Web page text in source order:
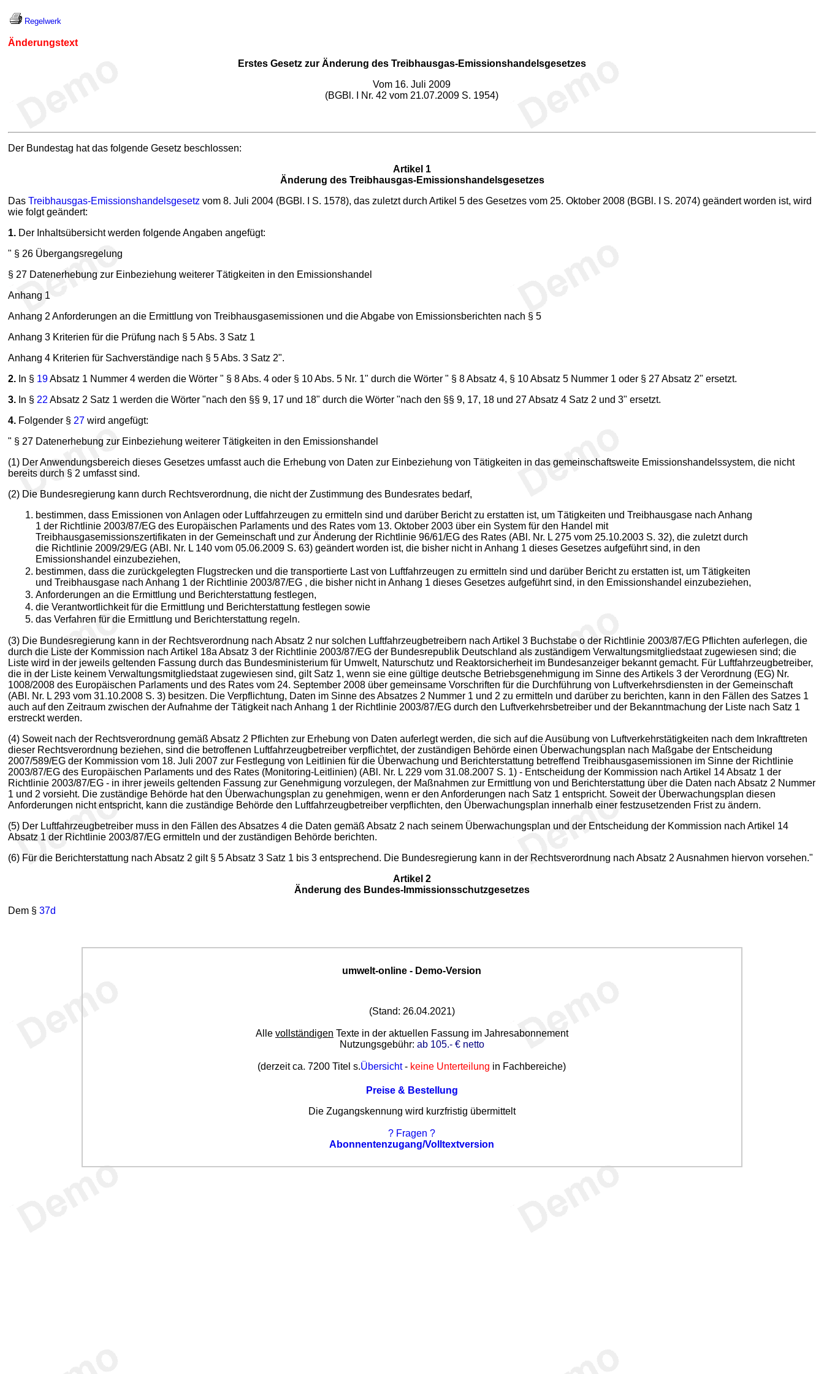
Regelwerk
Änderungstext
Erstes Gesetz zur Änderung des Treibhausgas-Emissionshandelsgesetzes
Vom 16. Juli 2009
(BGBl. I Nr. 42 vom 21.07.2009 S. 1954)
Der Bundestag hat das folgende Gesetz beschlossen:
Artikel 1
Änderung des Treibhausgas-Emissionshandelsgesetzes
Das Treibhausgas-Emissionshandelsgesetz vom 8. Juli 2004 (BGBl. I S. 1578), das zuletzt durch Artikel 5 des Gesetzes vom 25. Oktober 2008 (BGBl. I S. 2074) geändert worden ist, wird
wie folgt geändert:
1. Der Inhaltsübersicht werden folgende Angaben angefügt:
" § 26 Übergangsregelung
§ 27 Datenerhebung zur Einbeziehung weiterer Tätigkeiten in den Emissionshandel
Anhang 1
Anhang 2 Anforderungen an die Ermittlung von Treibhausgasemissionen und die Abgabe von Emissionsberichten nach § 5
Anhang 3 Kriterien für die Prüfung nach § 5 Abs. 3 Satz 1
Anhang 4 Kriterien für Sachverständige nach § 5 Abs. 3 Satz 2".
2. In § 19Absatz 1 Nummer 4 werden die Wörter " § 8 Abs. 4 oder § 10 Abs. 5 Nr. 1" durch die Wörter " § 8 Absatz 4, § 10 Absatz 5 Nummer 1 oder § 27 Absatz 2" ersetzt.
3. In § 22 Absatz 2 Satz 1 werden die Wörter "nach den §§ 9, 17 und 18" durch die Wörter "nach den §§ 9, 17, 18 und 27 Absatz 4 Satz 2 und 3" ersetzt.
4. Folgender § 27 wird angefügt:
" § 27 Datenerhebung zur Einbeziehung weiterer Tätigkeiten in den Emissionshandel
(1) Der Anwendungsbereich dieses Gesetzes umfasst auch die Erhebung von Daten zur Einbeziehung von Tätigkeiten in das gemeinschaftsweite Emissionshandelssystem, die nicht
bereits durch § 2 umfasst sind.
(2) Die Bundesregierung kann durch Rechtsverordnung, die nicht der Zustimmung des Bundesrates bedarf,
bestimmen, dass Emissionen von Anlagen oder Luftfahrzeugen zu ermitteln sind und darüber Bericht zu erstatten ist, um Tätigkeiten und Treibhausgase nach Anhang
1 der Richtlinie 2003/87/EG des Europäischen Parlaments und des Rates vom 13. Oktober 2003 über ein System für den Handel mit
Treibhausgasemissionszertifikaten in der Gemeinschaft und zur Änderung der Richtlinie 96/61/EG des Rates (ABl. Nr. L 275 vom 25.10.2003 S. 32), die zuletzt durch
die Richtlinie 2009/29/EG (ABl. Nr. L 140 vom 05.06.2009 S. 63) geändert worden ist, die bisher nicht in Anhang 1 dieses Gesetzes aufgeführt sind, in den
Emissionshandel einzubeziehen,
bestimmen, dass die zurückgelegten Flugstrecken und die transportierte Last von Luftfahrzeugen zu ermitteln sind und darüber Bericht zu erstatten ist, um Tätigkeiten
und Treibhausgase nach Anhang 1 der Richtlinie 2003/87/EG , die bisher nicht in Anhang 1 dieses Gesetzes aufgeführt sind, in den Emissionshandel einzubeziehen,
Anforderungen an die Ermittlung und Berichterstattung festlegen,
die Verantwortlichkeit für die Ermittlung und Berichterstattung festlegen sowie
das Verfahren für die Ermittlung und Berichterstattung regeln.
(3) Die Bundesregierung kann in der Rechtsverordnung nach Absatz 2 nur solchen Luftfahrzeugbetreibern nach Artikel 3 Buchstabe o der Richtlinie 2003/87/EG Pflichten auferlegen, die
durch die Liste der Kommission nach Artikel 18a Absatz 3 der Richtlinie 2003/87/EG der Bundesrepublik Deutschland als zuständigem Verwaltungsmitgliedstaat zugewiesen sind; die
Liste wird in der jeweils geltenden Fassung durch das Bundesministerium für Umwelt, Naturschutz und Reaktorsicherheit im Bundesanzeiger bekannt gemacht. Für Luftfahrzeugbetreiber,
die in der Liste keinem Verwaltungsmitgliedstaat zugewiesen sind, gilt Satz 1, wenn sie eine gültige deutsche Betriebsgenehmigung im Sinne des Artikels 3 der Verordnung (EG) Nr.
1008/2008 des Europäischen Parlaments und des Rates vom 24. September 2008 über gemeinsame Vorschriften für die Durchführung von Luftverkehrsdiensten in der Gemeinschaft
(ABl. Nr. L 293 vom 31.10.2008 S. 3) besitzen. Die Verpflichtung, Daten im Sinne des Absatzes 2 Nummer 1 und 2 zu ermitteln und darüber zu berichten, kann in den Fällen des Satzes 1
auch auf den Zeitraum zwischen der Aufnahme der Tätigkeit nach Anhang 1 der Richtlinie 2003/87/EG durch den Luftverkehrsbetreiber und der Bekanntmachung der Liste nach Satz 1
erstreckt werden.
(4) Soweit nach der Rechtsverordnung gemäß Absatz 2 Pflichten zur Erhebung von Daten auferlegt werden, die sich auf die Ausübung von Luftverkehrstätigkeiten nach dem Inkrafttreten
dieser Rechtsverordnung beziehen, sind die betroffenen Luftfahrzeugbetreiber verpflichtet, der zuständigen Behörde einen Überwachungsplan nach Maßgabe der Entscheidung
2007/589/EG der Kommission vom 18. Juli 2007 zur Festlegung von Leitlinien für die Überwachung und Berichterstattung betreffend Treibhausgasemissionen im Sinne der Richtlinie
2003/87/EG des Europäischen Parlaments und des Rates (Monitoring-Leitlinien) (ABl. Nr. L 229 vom 31.08.2007 S. 1) - Entscheidung der Kommission nach Artikel 14 Absatz 1 der
Richtlinie 2003/87/EG - in ihrer jeweils geltenden Fassung zur Genehmigung vorzulegen, der Maßnahmen zur Ermittlung von und Berichterstattung über die Daten nach Absatz 2 Nummer
1 und 2 vorsieht. Die zuständige Behörde hat den Überwachungsplan zu genehmigen, wenn er den Anforderungen nach Satz 1 entspricht. Soweit der Überwachungsplan diesen
Anforderungen nicht entspricht, kann die zuständige Behörde den Luftfahrzeugbetreiber verpflichten, den Überwachungsplan innerhalb einer festzusetzenden Frist zu ändern.
(5) Der Luftfahrzeugbetreiber muss in den Fällen des Absatzes 4 die Daten gemäß Absatz 2 nach seinem Überwachungsplan und der Entscheidung der Kommission nach Artikel 14
Absatz 1 der Richtlinie 2003/87/EG ermitteln und der zuständigen Behörde berichten.
(6) Für die Berichterstattung nach Absatz 2 gilt § 5 Absatz 3 Satz 1 bis 3 entsprechend. Die Bundesregierung kann in der Rechtsverordnung nach Absatz 2 Ausnahmen hiervon vorsehen."
Artikel 2
Änderung des Bundes-Immissionsschutzgesetzes
Dem § 37d
umwelt-online - Demo-Version
(Stand: 26.04.2021)
Alle vollständigen Texte in der aktuellen Fassung im Jahresabonnement
Nutzungsgebühr: ab 105.- € netto
(derzeit ca. 7200 Titel s.Übersicht- keine Unterteilung in Fachbereiche)
Preise & Bestellung
Die Zugangskennung wird kurzfristig übermittelt
? Fragen ?
Abonnentenzugang/Volltextversion